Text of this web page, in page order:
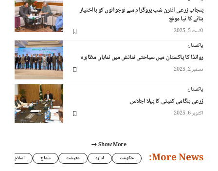
پنجاب زرعی انٹرن شپ پروگرام سے نوجوانوں کو بااختیار
بنانے کا نیا موقع
اگست 5, 2025
پاکستان
روانڈا کا پاکستان میں سیاحتی نمائش میں نمایاں مظاہرہ
دسمبر 2, 2025
پاکستان
زرعی ہنگامی کمیٹی کا پہلا اجلاس
اکتوبر 6, 2025
Show More
More News: حکومت ادارہ معیشت سماج اسلام